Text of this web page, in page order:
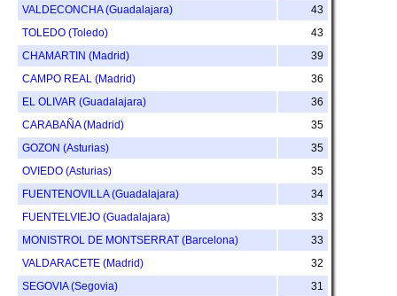
VALDECONCHA (Guadalajara)
43
TOLEDO (Toledo)
43
CHAMARTIN (Madrid)
39
CAMPO REAL (Madrid)
36
EL OLIVAR (Guadalajara)
36
CARABAÑA (Madrid)
35
GOZON (Asturias)
35
OVIEDO (Asturias)
35
FUENTENOVILLA (Guadalajara)
34
FUENTELVIEJO (Guadalajara)
33
MONISTROL DE MONTSERRAT (Barcelona)
33
VALDARACETE (Madrid)
32
SEGOVIA (Segovia)
31